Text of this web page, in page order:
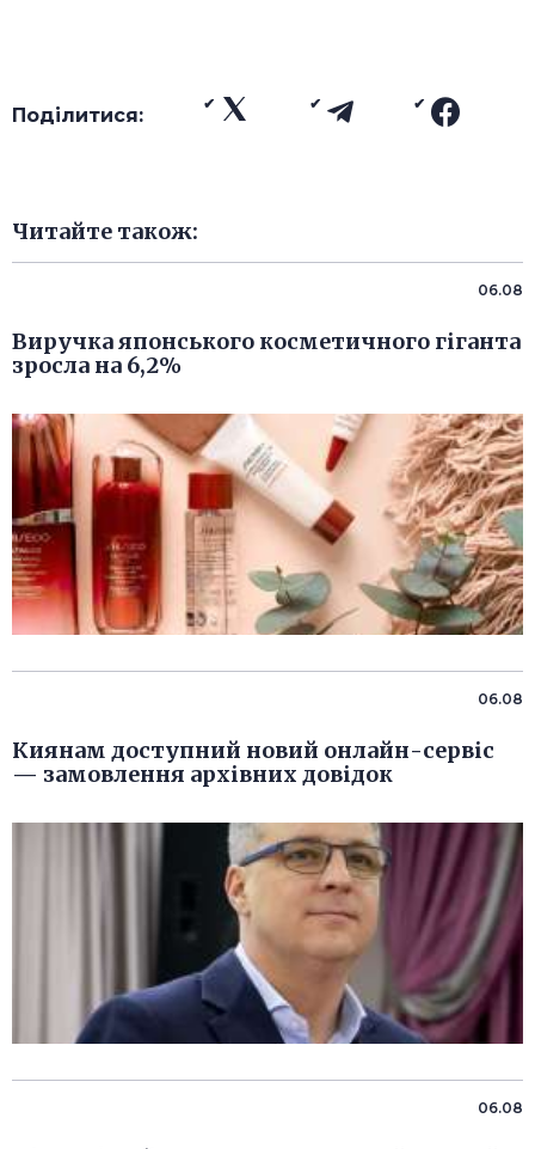
Поділитися:
Читайте також:
06.08
Виручка японського косметичного гіганта
зросла на 6,2%
06.08
Киянам доступний новий онлайн-сервіс
— замовлення архівних довідок
06.08